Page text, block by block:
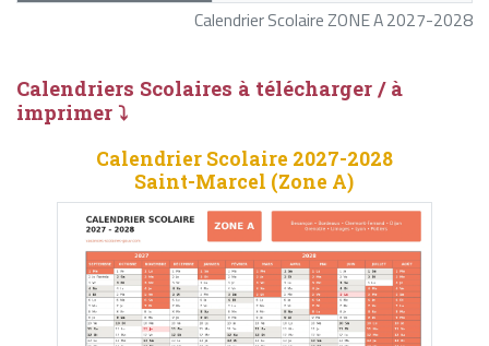
Calendrier Scolaire ZONE A 2027-2028
Calendriers Scolaires à télécharger / à
imprimer ⤵
Calendrier Scolaire 2027-2028
Saint-Marcel (Zone A)